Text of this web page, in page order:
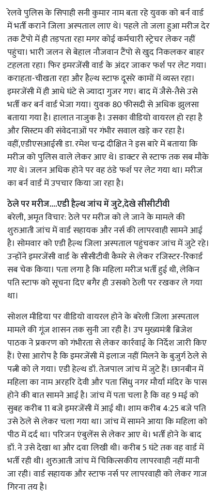
रेलवे पुलिस के सिपाही सनी कुमार नाम बता रहे युवक को बर्न वार्ड
में भर्ती कराने जिला अस्पताल लाए थे। पहले तो जला हुआ मरीज देर
तक टैंपो में ही तड़पता रहा मगर कोई कर्मचारी स्ट्रेचर लेकर नहीं
पहुंचा। भारी जलन से बेहाल नौजवान टैंपो से खुद निकलकर बाहर
टहलता रहा। फिर इमरजेंसी वार्ड के अंदर जाकर फर्श पर लेट गया।
कराहता-चीखता रहा और हैल्थ स्टाफ दूसरे कामों में व्यस्त रहा।
इमरजेंसी में ही आधे घंटे से ज्यादा गुजर गए। बाद में जैसे-तैसे उसे
भर्ती कर बर्न वार्ड भेजा गया। युवक 80 फीसदी से अधिक झुलसा
बताया गया है। हालात नाजुक है। उसका वीडियो वायरल हो रहा है
और सिस्टम की संवेदनाओं पर गंभीर सवाल खड़े कर रहा है।
वहीं,एडीएसआईसी डा. रमेश चन्द्र दीक्षित ने इस बारे में बताया कि
मरीज को पुलिस वाले लेकर आए थे। डाक्टर से स्टाफ तक सब मौके
गए थे। जलन अधिक होने पर वह ठंडे फर्श पर लेट गया था। मरीज
का बर्न वार्ड में उपचार किया जा रहा है।
ठेले पर मरीज....एडी हैल्थ जांच में जुटे,देखे सीसीटीवी
बरेली, अमृत विचार: ठेले पर मरीज को ले जाने के मामले की
शुरुआती जांच में वार्ड सहायक और नर्स की लापरवाही सामने आई
है। सोमवार को एडी हैल्थ जिला अस्पताल पहुंचकर जांच में जुटे रहे।
उन्होंने इमरजेंसी वार्ड के सीसीटीवी कैमरे से लेकर रजिस्टर-रिकार्ड
सब चेक किया। पता लगा है कि महिला मरीज भर्ती हुई थी, लेकिन
पति स्टाफ को सूचना दिए बगैर ही उसको ठेली पर रखकर ले गया
था।
सोशल मीडिया पर वीडियो वायरल होने के बरेली जिला अस्पताल
मामले की गूंज शासन तक सुनी जा रही है। उप मुख्यमंत्री ब्रिजेश
पाठक ने प्रकरण को गंभीरता से लेकर कार्रवाई के निर्देश जारी किए
हैं। ऐसा आरोप है कि इमरजेंसी में इलाज नहीं मिलने के बुजुर्ग ठेले से
पत्नी को ले गया। एडी हेल्थ डॉ. तेजपाल जांच में जुटे हैं। छानबीन में
महिला का नाम अरहरि देवी और पता सिंधु नगर मौर्या मंदिर के पास
होने की बात सामने आई है। जांच में पता चला है कि वह 9 मई को
सुबह करीब 11 बजे इमरजेंसी में आई थी। शाम करीब 4:25 बजे पति
उसे ठेले से लेकर चला गया था। जांच में सामने आया कि महिला को
पीठ में दर्द था। परिजन एंबुलेंस से लेकर आए थे। भर्ती होने के बाद
डॉ. ने उसे देखा था और दवा लिखी थी। करीब 5 घंटे तक वह वार्ड में
भर्ती रही थी। शुरुआती जांच में चिकित्सकीय लापरवाही नहीं मानी
जा रही। वार्ड सहायक और स्टाफ नर्स पर लापरवाही को लेकर गाज
गिरना तय है।